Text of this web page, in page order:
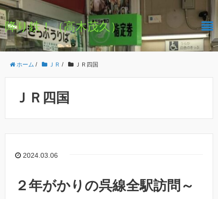
降り鉄！（高木茂久）
ホーム / ＪＲ / ＪＲ四国
ＪＲ四国
2024.03.06
２年がかりの呉線全駅訪問～